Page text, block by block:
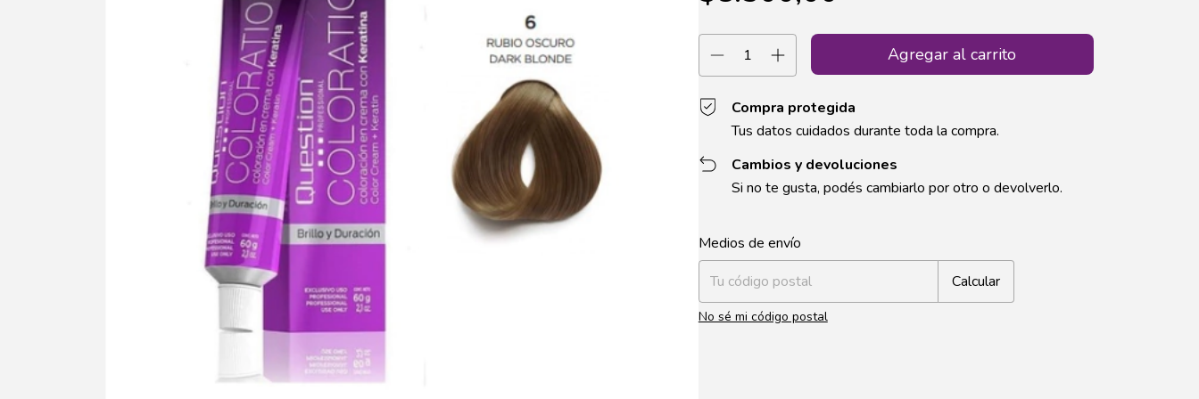
Compra protegida
Tus datos cuidados durante toda la compra.
Cambios y devoluciones
Si no te gusta, podés cambiarlo por otro o devolverlo.
Entregas para el CP:
Medios de envío
Calcular
No sé mi código postal